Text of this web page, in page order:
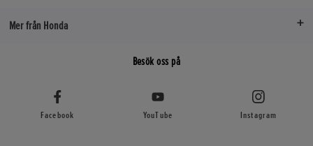
Mer från Honda
Besök oss på
Facebook YouTube Instagram